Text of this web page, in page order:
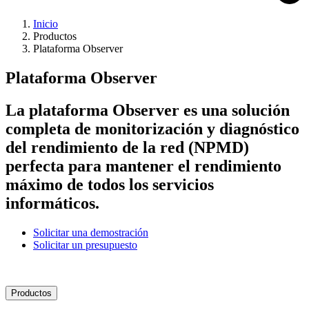
Inicio
Productos
Plataforma Observer
Plataforma Observer
La plataforma Observer es una solución
completa de monitorización y diagnóstico
del rendimiento de la red (NPMD)
perfecta para mantener el rendimiento
máximo de todos los servicios
informáticos.
Solicitar una demostración
Solicitar un presupuesto
Productos